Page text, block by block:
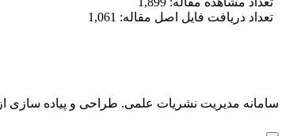
تعداد دریافت فایل اصل مقاله: 1,061
سامانه مدیریت نشریات علمی. طراحی و پیاده سازی از